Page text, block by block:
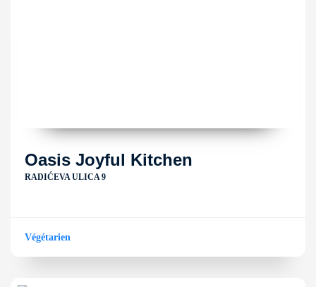
Oasis Joyful Kitchen
RADIĆEVA ULICA 9
Végétarien